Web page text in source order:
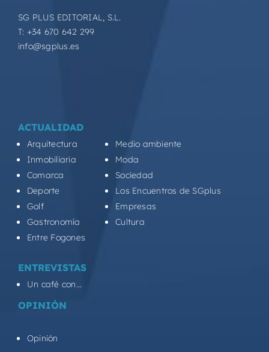
SG PLUS EDITORIAL, S.L.
T: +34 670 642 299
info@sgplus.es
ACTUALIDAD
Arquitectura
Inmobiliaria
Comarca
Deporte
Golf
Gastronomía
Entre Fogones
Medio ambiente
Moda
Sociedad
Los Encuentros de SGplus
Empresas
Cultura
ENTREVISTAS
Un café con...
OPINIÓN
Opinión